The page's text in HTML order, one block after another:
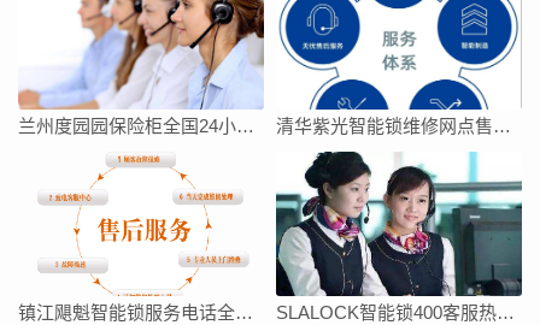
兰州度园园保险柜全国24小时客服热线号码 清华紫光智能锁维修网点售后服务电话今日客服热线
镇江飓魁智能锁服务电话全国统一24小时客服热线 SLALOCK智能锁400客服热线查询